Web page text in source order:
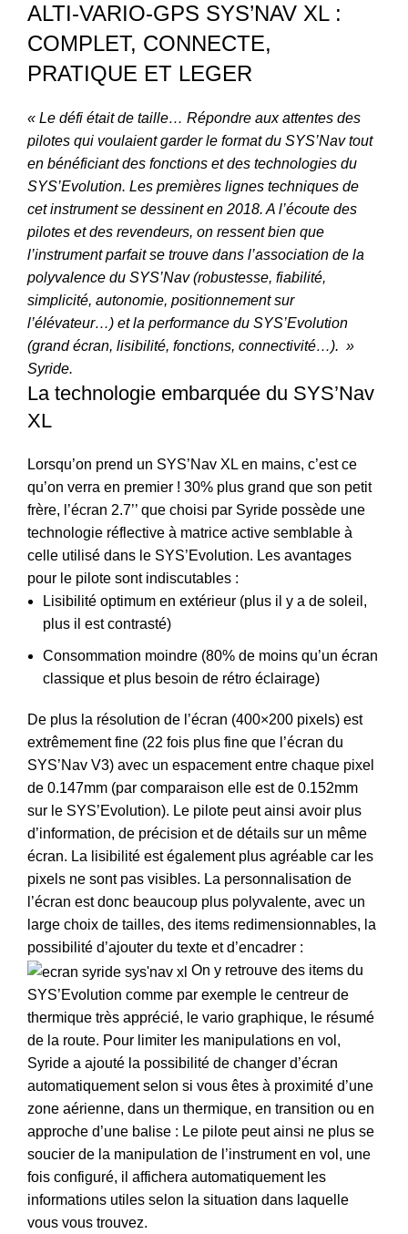
ALTI-VARIO-GPS SYS’NAV XL :
COMPLET, CONNECTE,
PRATIQUE ET LEGER
« Le défi était de taille… Répondre aux attentes des
pilotes qui voulaient garder le format du SYS’Nav tout
en bénéficiant des fonctions et des technologies du
SYS’Evolution. Les premières lignes techniques de
cet instrument se dessinent en 2018. A l’écoute des
pilotes et des revendeurs, on ressent bien que
l’instrument parfait se trouve dans l’association de la
polyvalence du SYS’Nav (robustesse, fiabilité,
simplicité, autonomie, positionnement sur
l’élévateur…) et la performance du SYS’Evolution
(grand écran, lisibilité, fonctions, connectivité…). »
Syride.
La technologie embarquée du SYS’Nav
XL
Lorsqu’on prend un SYS’Nav XL en mains, c’est ce
qu’on verra en premier ! 30% plus grand que son petit
frère, l’écran 2.7’’ que choisi par Syride possède une
technologie réflective à matrice active semblable à
celle utilisé dans le SYS’Evolution. Les avantages
pour le pilote sont indiscutables :
Lisibilité optimum en extérieur (plus il y a de soleil,
plus il est contrasté)
Consommation moindre (80% de moins qu’un écran
classique et plus besoin de rétro éclairage)
De plus la résolution de l’écran (400×200 pixels) est
extrêmement fine (22 fois plus fine que l’écran du
SYS’Nav V3) avec un espacement entre chaque pixel
de 0.147mm (par comparaison elle est de 0.152mm
sur le SYS’Evolution). Le pilote peut ainsi avoir plus
d’information, de précision et de détails sur un même
écran. La lisibilité est également plus agréable car les
pixels ne sont pas visibles. La personnalisation de
l’écran est donc beaucoup plus polyvalente, avec un
large choix de tailles, des items redimensionnables, la
possibilité d’ajouter du texte et d’encadrer :
On y retrouve des items du
SYS’Evolution comme par exemple le centreur de
thermique très apprécié, le vario graphique, le résumé
de la route. Pour limiter les manipulations en vol,
Syride a ajouté la possibilité de changer d’écran
automatiquement selon si vous êtes à proximité d’une
zone aérienne, dans un thermique, en transition ou en
approche d’une balise : Le pilote peut ainsi ne plus se
soucier de la manipulation de l’instrument en vol, une
fois configuré, il affichera automatiquement les
informations utiles selon la situation dans laquelle
vous vous trouvez.